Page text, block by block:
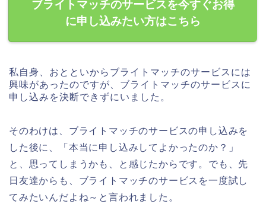
ブライトマッチのサービスを今すぐお得
に申し込みたい方はこちら
私自身、おとといからブライトマッチのサービスには
興味があったのですが、ブライトマッチのサービスに
申し込みを決断できずにいました。
そのわけは、ブライトマッチのサービスの申し込みを
した後に、「本当に申し込みしてよかったのか？」
と、思ってしまうかも、と感じたからです。でも、先
日友達からも、ブライトマッチのサービスを一度試し
てみたいんだよね～と言われました。